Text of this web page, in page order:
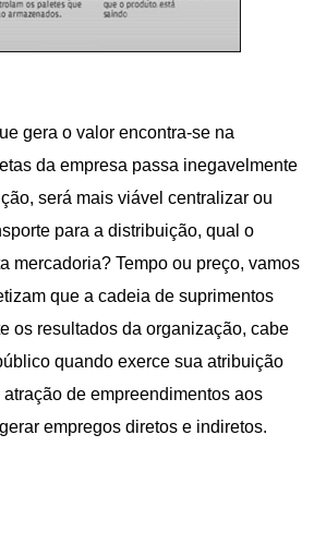
gera o valor encontra-se na
da empresa passa inegavelmente
será mais viável centralizar ou
para a distribuição, qual o
mercadoria? Tempo ou preço, vamos
que a cadeia de suprimentos
os resultados da organização, cabe
quando exerce sua atribuição
de empreendimentos aos
empregos diretos e indiretos.